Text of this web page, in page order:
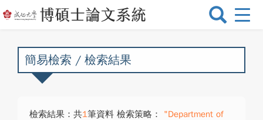
選
換
簡易檢索 / 檢索結果
檢索結果：共1筆資料 檢索策略：
"Department of